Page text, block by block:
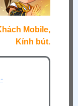
Mobile,
Kính bút.